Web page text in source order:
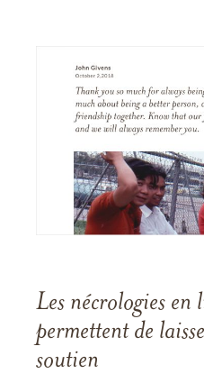
Les nécrologies en
permettent de
soutien